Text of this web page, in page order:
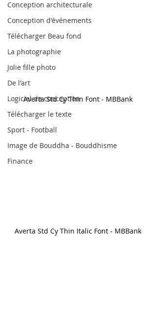
Conception architecturale
Conception d'événements
Télécharger Beau fond
La photographie
Jolie fille photo
De l'art
Logiciel de conception
Télécharger le texte
Sport - Football
Image de Bouddha - Bouddhisme
Finance
Averta Std Cy Thin Font - MBBank
Averta Std Cy Thin Italic Font - MBBank